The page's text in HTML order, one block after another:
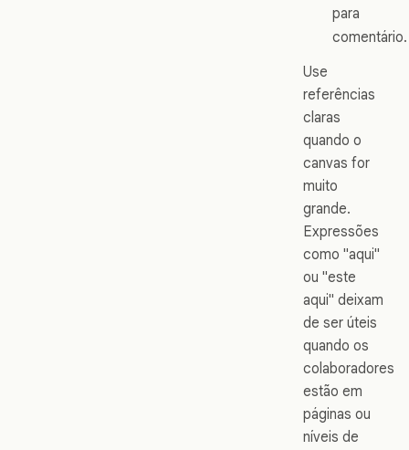
para
comentário.
Use
referências
claras
quando o
canvas for
muito
grande.
Expressões
como "aqui"
ou "este
aqui" deixam
de ser úteis
quando os
colaboradores
estão em
páginas ou
níveis de